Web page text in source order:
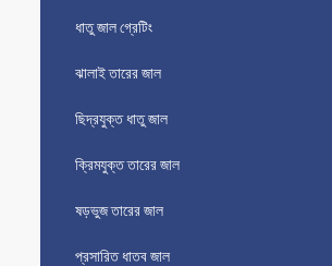
ধাতু জাল গ্রেটিং
ঝালাই তারের জাল
ছিদ্রযুক্ত ধাতু জাল
ক্রিমযুক্ত তারের জাল
ষড়ভুজ তারের জাল
প্রসারিত ধাতব জাল